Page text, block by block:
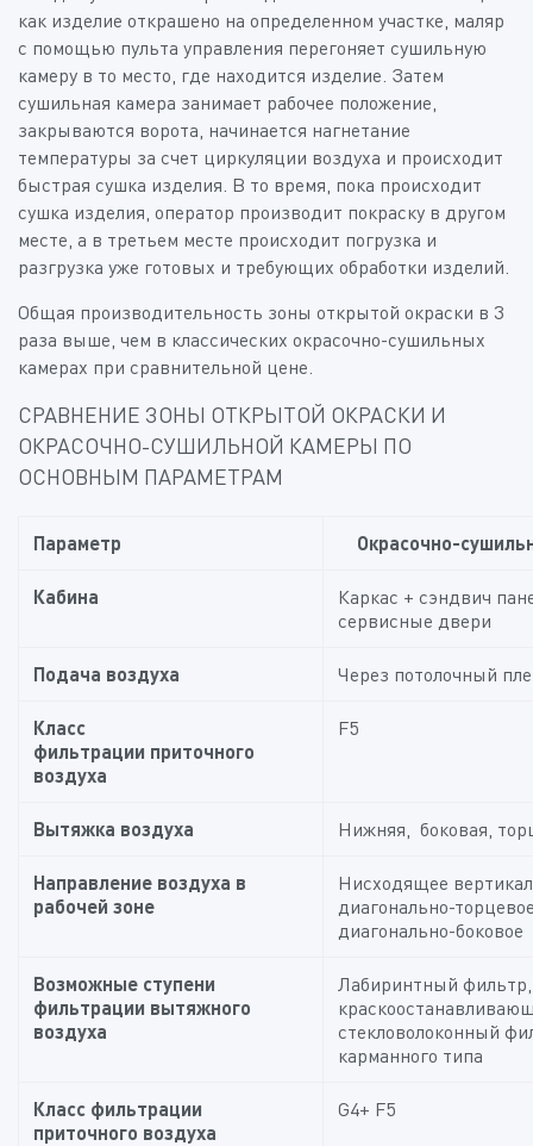
как изделие открашено на определенном участке, маляр
с помощью пульта управления перегоняет сушильную
камеру в то место, где находится изделие. Затем
сушильная камера занимает рабочее положение,
закрываются ворота, начинается нагнетание
температуры за счет циркуляции воздуха и происходит
быстрая сушка изделия. В то время, пока происходит
сушка изделия, оператор производит покраску в другом
месте, а в третьем месте происходит погрузка и
разгрузка уже готовых и требующих обработки изделий.
Общая производительность зоны открытой окраски в 3
раза выше, чем в классических окрасочно-сушильных
камерах при сравнительной цене.
СРАВНЕНИЕ ЗОНЫ ОТКРЫТОЙ ОКРАСКИ И
ОКРАСОЧНО-СУШИЛЬНОЙ КАМЕРЫ ПО
ОСНОВНЫМ ПАРАМЕТРАМ
Параметр Окрасочно-
Кабина
Каркас + сэндвич
сервисные двери
Подача воздуха Через потолочный
Класс
фильтрации приточного
воздуха
F5
Вытяжка воздуха Нижняя, боковая,
Направление воздуха в
рабочей зоне
Нисходящее
диагонально-
диагонально-боковое
Возможные ступени
фильтрации вытяжного
воздуха
Лабиринтный фильтр,
стекловолоконный
карманного типа
Класс фильтрации
приточного воздуха
G4+ F5